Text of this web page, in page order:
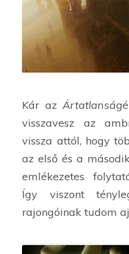
Kár azÁrtatlanság
visszavesz az
vissza attól, hogy
az első és a
emlékezetes
Így viszont
rajongóinak tudom